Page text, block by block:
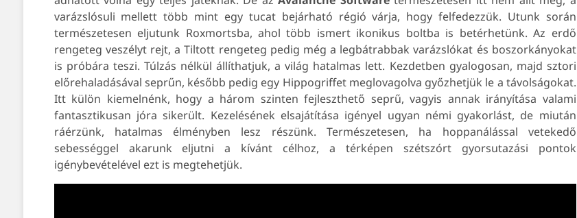
varázslósuli mellett több mint egy tucat bejárható régió várja, hogy felfedezzük. Utunk során
természetesen eljutunk Roxmortsba, ahol több ismert ikonikus boltba is betérhetünk. Az erdő
rengeteg veszélyt rejt, a Tiltott rengeteg pedig még a legbátrabbak varázslókat és boszorkányokat
is próbára teszi. Túlzás nélkül állíthatjuk, a világ hatalmas lett. Kezdetben gyalogosan, majd sztori
előrehaladásával seprűn, később pedig egy Hippogriffet meglovagolva győzhetjük le a távolságokat.
Itt külön kiemelnénk, hogy a három szinten fejleszthető seprű, vagyis annak irányítása valami
fantasztikusan jóra sikerült. Kezelésének elsajátítása igényel ugyan némi gyakorlást, de miután
ráérzünk, hatalmas élményben lesz részünk. Természetesen, ha hoppanálással vetekedő
sebességgel akarunk eljutni a kívánt célhoz, a térképen szétszórt gyorsutazási pontok
igénybevételével ezt is megtehetjük.